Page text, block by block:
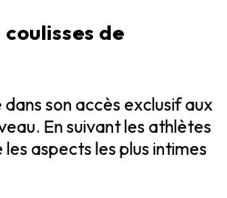
de
son accès exclusif aux
En suivant les athlètes
aspects les plus intimes